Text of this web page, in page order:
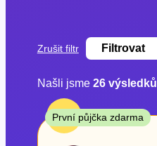
Zrušit filtr Filtrovat
Cena
Od
Našli jsme 26výsledků
TOP
První půjčka zdarma